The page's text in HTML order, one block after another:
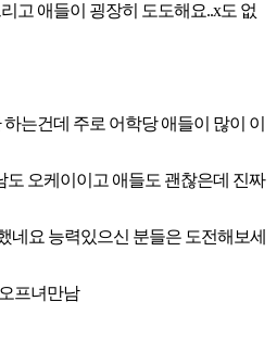
고 애들이 굉장히 도도해요..x도 없
는건데 주로 어학당 애들이 많이 이
도 오케이이고 애들도 괜찮은데 진짜
네요 능력있으신 분들은 도전해보세
프녀만남